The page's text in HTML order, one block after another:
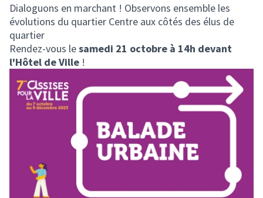
(Lien externe)
Dialoguons en marchant ! Observons ensemble les
évolutions du quartier Centre aux côtés des élus de
quartier
Rendez-vous lesamedi 21 octobre à 14h devant
l'Hôtel de Ville !